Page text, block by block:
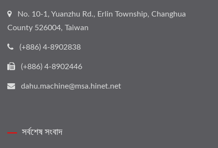
No. 10-1, Yuanzhu Rd., Erlin Township, Changhua
County 526004, Taiwan
(+886) 4-8902838
(+886) 4-8902446
dahu.machine@msa.hinet.net
সর্বশেষ সংবাদ